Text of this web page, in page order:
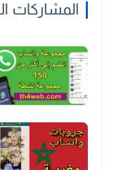
المشاركات